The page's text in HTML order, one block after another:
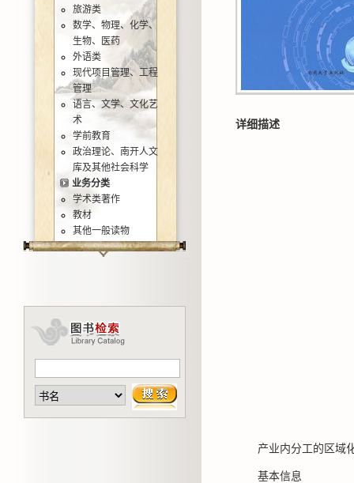
旅游类
数学、物理、化学、
生物、医药
外语类
现代项目管理、工程
管理
语言、文学、文化艺
术
学前教育
政治理论、南开人文
库及其他社会科学
业务分类
学术类著作
教材
其他一般读物
详细描述
产业内分工的区域
基本信息